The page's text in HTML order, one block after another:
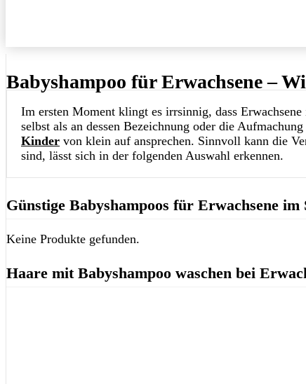
Babyshampoo für Erwachsene –
Im ersten Moment klingt es irrsinnig, dass
selbst als an dessen Bezeichnung oder die
Kinder von klein auf ansprechen. Sinnvoll kann die
sind, lässt sich in der folgenden Auswahl erkennen.
Günstige Babyshampoos für Erwachsene im
Keine Produkte gefunden.
Haare mit Babyshampoo waschen bei